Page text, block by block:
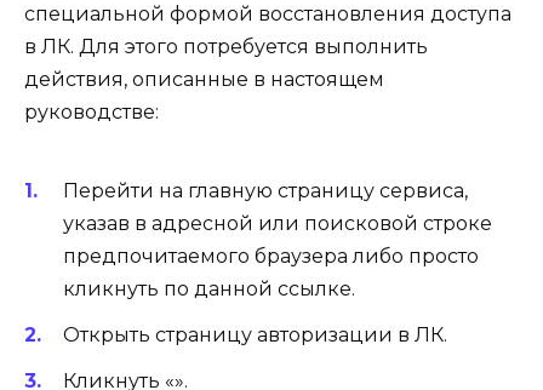
специальной формой восстановления доступа
в ЛК. Для этого потребуется выполнить
действия, описанные в настоящем
руководстве:
Перейти на главную страницу сервиса,
указав в адресной или поисковой строке
предпочитаемого браузера либо просто
кликнуть по данной ссылке.
Открыть страницу авторизации в ЛК.
Кликнуть «».